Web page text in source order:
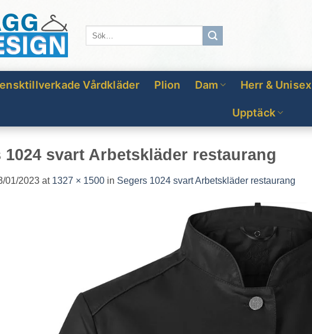
Vårdkläder Plion Dam Herr & Unisex
Upptäck
1024 svart Arbetskläder restaurang
01/2023 at 1327 × 1500 in Segers 1024 svart Arbetskläder restaurang